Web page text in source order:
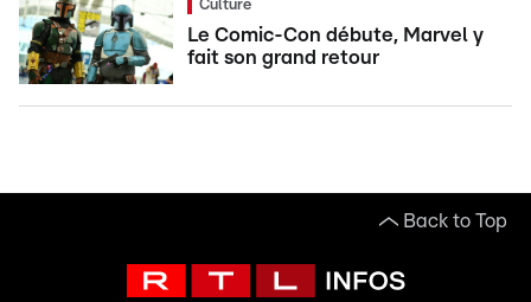
Culture
Le Comic-Con débute, Marvel y
fait son grand retour
Back to Top